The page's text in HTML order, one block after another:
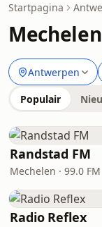
Startpagina
Antwerpen
Populair
Randstad FM
Mechelen · 99.0 FM
Radio Reflex